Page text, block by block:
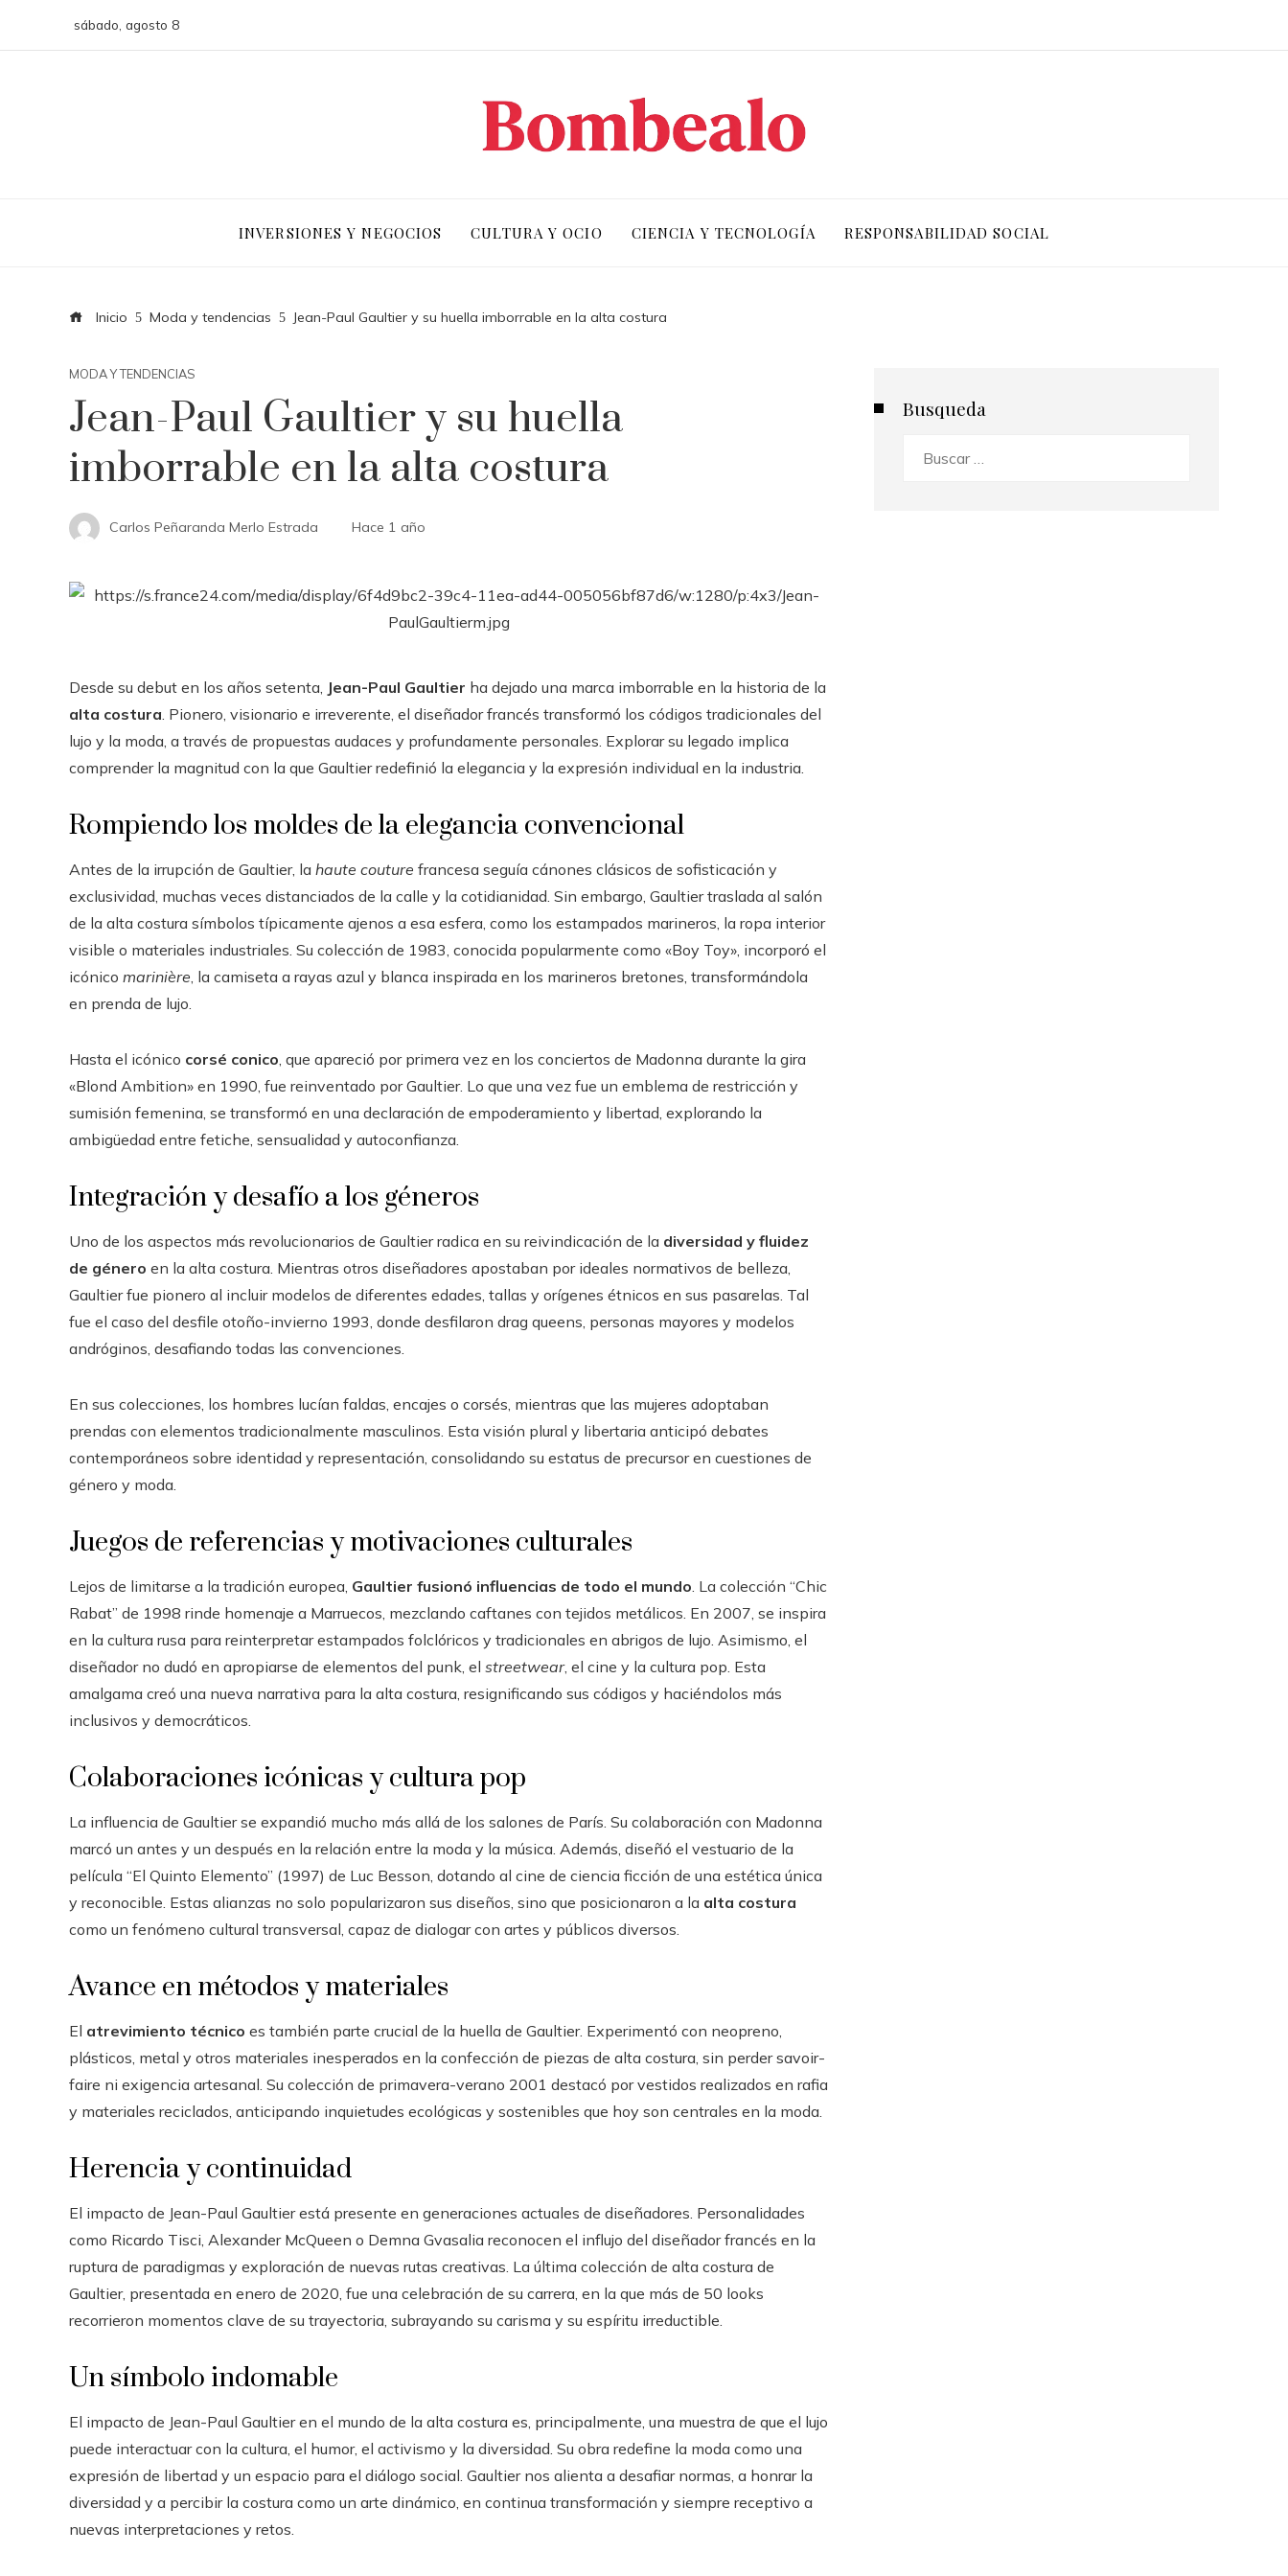
sábado, agosto 8
INVERSIONES Y NEGOCIOS CULTURA Y OCIO CIENCIA Y TECNOLOGÍA RESPONSABILIDAD SOCIAL
Inicio Moda y tendencias Jean-Paul Gaultier y su huella imborrable en la alta costura
MODA Y TENDENCIAS
Jean-Paul Gaultier y su huella
imborrable en la alta costura
Carlos Peñaranda Merlo Estrada Hace 1 año
Desde su debut en los años setenta, Jean-Paul Gaultier ha dejado una marca imborrable en la historia de la
alta costura. Pionero, visionario e irreverente, el diseñador francés transformó los códigos tradicionales del
lujo y la moda, a través de propuestas audaces y profundamente personales. Explorar su legado implica
comprender la magnitud con la que Gaultier redefinió la elegancia y la expresión individual en la industria.
Rompiendo los moldes de la elegancia convencional
Antes de la irrupción de Gaultier, la haute couture francesa seguía cánones clásicos de sofisticación y
exclusividad, muchas veces distanciados de la calle y la cotidianidad. Sin embargo, Gaultier traslada al salón
de la alta costura símbolos típicamente ajenos a esa esfera, como los estampados marineros, la ropa interior
visible o materiales industriales. Su colección de 1983, conocida popularmente como «Boy Toy», incorporó el
icónico marinière, la camiseta a rayas azul y blanca inspirada en los marineros bretones, transformándola
en prenda de lujo.
Hasta el icónico corsé conico, que apareció por primera vez en los conciertos de Madonna durante la gira
«Blond Ambition» en 1990, fue reinventado por Gaultier. Lo que una vez fue un emblema de restricción y
sumisión femenina, se transformó en una declaración de empoderamiento y libertad, explorando la
ambigüedad entre fetiche, sensualidad y autoconfianza.
Integración y desafío a los géneros
Uno de los aspectos más revolucionarios de Gaultier radica en su reivindicación de la diversidad y fluidez
de género en la alta costura. Mientras otros diseñadores apostaban por ideales normativos de belleza,
Gaultier fue pionero al incluir modelos de diferentes edades, tallas y orígenes étnicos en sus pasarelas. Tal
fue el caso del desfile otoño-invierno 1993, donde desfilaron drag queens, personas mayores y modelos
andróginos, desafiando todas las convenciones.
En sus colecciones, los hombres lucían faldas, encajes o corsés, mientras que las mujeres adoptaban
prendas con elementos tradicionalmente masculinos. Esta visión plural y libertaria anticipó debates
contemporáneos sobre identidad y representación, consolidando su estatus de precursor en cuestiones de
género y moda.
Juegos de referencias y motivaciones culturales
Lejos de limitarse a la tradición europea, Gaultier fusionó influencias de todo el mundo. La colección “Chic
Rabat” de 1998 rinde homenaje a Marruecos, mezclando caftanes con tejidos metálicos. En 2007, se inspira
en la cultura rusa para reinterpretar estampados folclóricos y tradicionales en abrigos de lujo. Asimismo, el
diseñador no dudó en apropiarse de elementos del punk, el streetwear, el cine y la cultura pop. Esta
amalgama creó una nueva narrativa para la alta costura, resignificando sus códigos y haciéndolos más
inclusivos y democráticos.
Colaboraciones icónicas y cultura pop
La influencia de Gaultier se expandió mucho más allá de los salones de París. Su colaboración con Madonna
marcó un antes y un después en la relación entre la moda y la música. Además, diseñó el vestuario de la
película “El Quinto Elemento” (1997) de Luc Besson, dotando al cine de ciencia ficción de una estética única
y reconocible. Estas alianzas no solo popularizaron sus diseños, sino que posicionaron a la alta costura
como un fenómeno cultural transversal, capaz de dialogar con artes y públicos diversos.
Avance en métodos y materiales
El atrevimiento técnico es también parte crucial de la huella de Gaultier. Experimentó con neopreno,
plásticos, metal y otros materiales inesperados en la confección de piezas de alta costura, sin perder savoir-
faire ni exigencia artesanal. Su colección de primavera-verano 2001 destacó por vestidos realizados en rafia
y materiales reciclados, anticipando inquietudes ecológicas y sostenibles que hoy son centrales en la moda.
Herencia y continuidad
El impacto de Jean-Paul Gaultier está presente en generaciones actuales de diseñadores. Personalidades
como Ricardo Tisci, Alexander McQueen o Demna Gvasalia reconocen el influjo del diseñador francés en la
ruptura de paradigmas y exploración de nuevas rutas creativas. La última colección de alta costura de
Gaultier, presentada en enero de 2020, fue una celebración de su carrera, en la que más de 50 looks
recorrieron momentos clave de su trayectoria, subrayando su carisma y su espíritu irreductible.
Un símbolo indomable
El impacto de Jean-Paul Gaultier en el mundo de la alta costura es, principalmente, una muestra de que el lujo
puede interactuar con la cultura, el humor, el activismo y la diversidad. Su obra redefine la moda como una
expresión de libertad y un espacio para el diálogo social. Gaultier nos alienta a desafiar normas, a honrar la
diversidad y a percibir la costura como un arte dinámico, en continua transformación y siempre receptivo a
nuevas interpretaciones y retos.
Busqueda